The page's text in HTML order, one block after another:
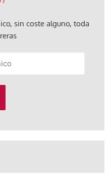
sin coste alguno, toda